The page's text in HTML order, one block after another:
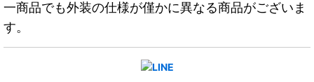
一商品でも外装の仕様が僅かに異なる商品がございま
す。